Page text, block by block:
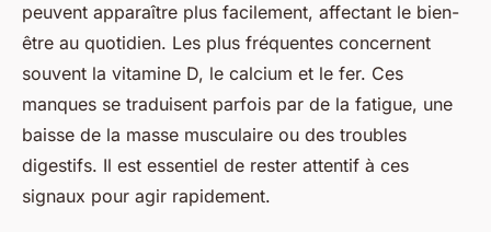
peuvent apparaître plus facilement, affectant le bien-
être au quotidien. Les plus fréquentes concernent
souvent la vitamine D, le calcium et le fer. Ces
manques se traduisent parfois par de la fatigue, une
baisse de la masse musculaire ou des troubles
digestifs. Il est essentiel de rester attentif à ces
signaux pour agir rapidement.